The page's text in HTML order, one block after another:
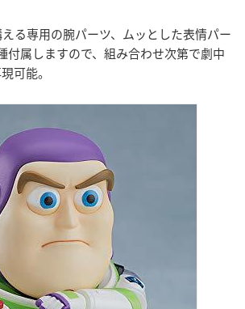
る専用の腕パーツ、ムッとした表情パー
付属しますので、組み合わせ次第で劇中
可能。